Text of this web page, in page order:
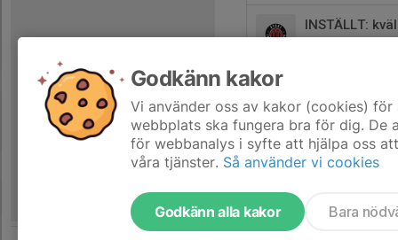
INSTÄLLT:
30 mar, 06:59
Godkänn kakor
Vi använder oss av kakor (cookies)
webbplats ska fungera bra för dig. De
för webbanalys i syfte att hjälpa oss
våra tjänster. Så använder vi cookies
Godkänn alla kakor Bara